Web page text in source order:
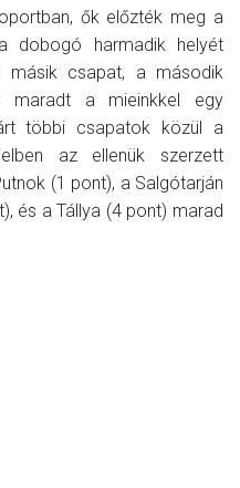
ők előzték meg a
dobogó harmadik helyét
másik csapat, a második
maradt a mieinkkel egy
többi csapatok közül a
az ellenük szerzett
(1 pont), a Salgótarján
és a Tállya (4 pont) marad